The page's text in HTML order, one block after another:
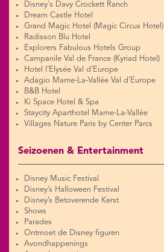
Disney's Davy Crockett Ranch
Dream Castle Hotel
Grand Magic Hotel (Magic Circus Hotel)
Radisson Blu Hotel
Explorers Fabulous Hotels Group
Campanile Val de France (Kyriad Hotel)
Hotel l’Elysée Val d’Europe
Adagio Marne-La-Vallée Val d’Europe
B&B Hotel
Ki Space Hotel & Spa
Staycity Aparthotel Marne-La-Vallée
Villages Nature Paris by Center Parcs
Seizoenen & Entertainment
Disney Music Festival
Disney’s Halloween Festival
Disney’s Betoverende Kerst
Shows
Parades
Ontmoet de Disney figuren
Avondhappenings